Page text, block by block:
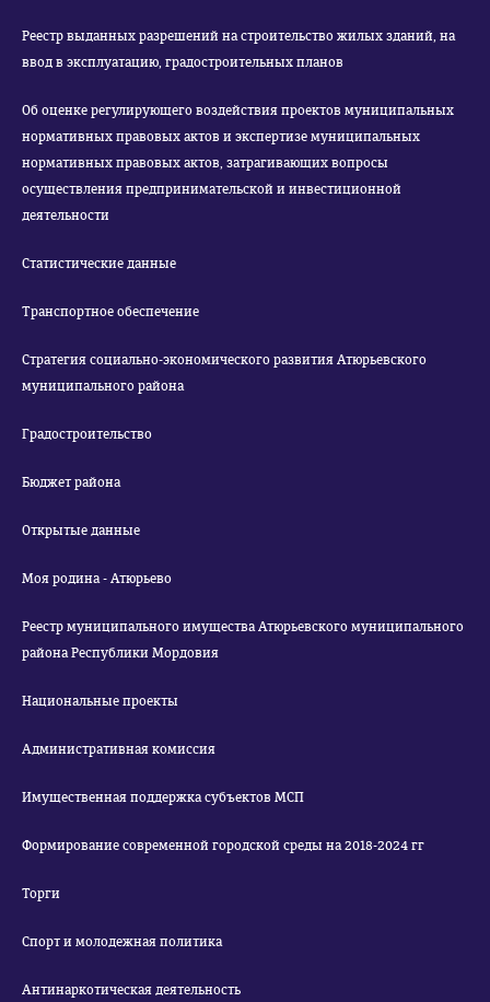
Реестр выданных разрешений на строительство жилых зданий, на
ввод в эксплуатацию, градостроительных планов
Об оценке регулирующего воздействия проектов муниципальных
нормативных правовых актов и экспертизе муниципальных
нормативных правовых актов, затрагивающих вопросы
осуществления предпринимательской и инвестиционной
деятельности
Статистические данные
Транспортное обеспечение
Стратегия социально-экономического развития Атюрьевского
муниципального района
Градостроительство
Бюджет района
Открытые данные
Моя родина - Атюрьево
Реестр муниципального имущества Атюрьевского муниципального
района Республики Мордовия
Национальные проекты
Административная комиссия
Имущественная поддержка субъектов МСП
Формирование современной городской среды на 2018-2024 гг
Торги
Спорт и молодежная политика
Антинаркотическая деятельность